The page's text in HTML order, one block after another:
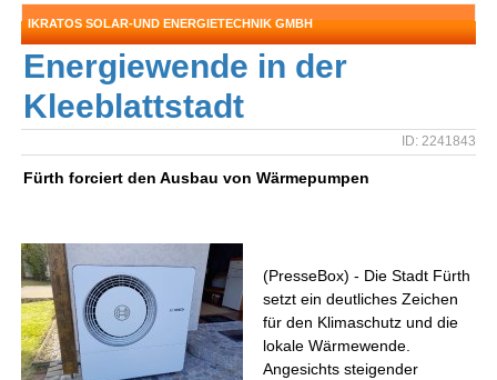
IKRATOS SOLAR-UND ENERGIETECHNIK GMBH
Energiewende in der
Kleeblattstadt
ID: 2241843
Fürth forciert den Ausbau von Wärmepumpen
(PresseBox) - Die Stadt Fürth
setzt ein deutliches Zeichen
für den Klimaschutz und die
lokale Wärmewende.
Angesichts steigender